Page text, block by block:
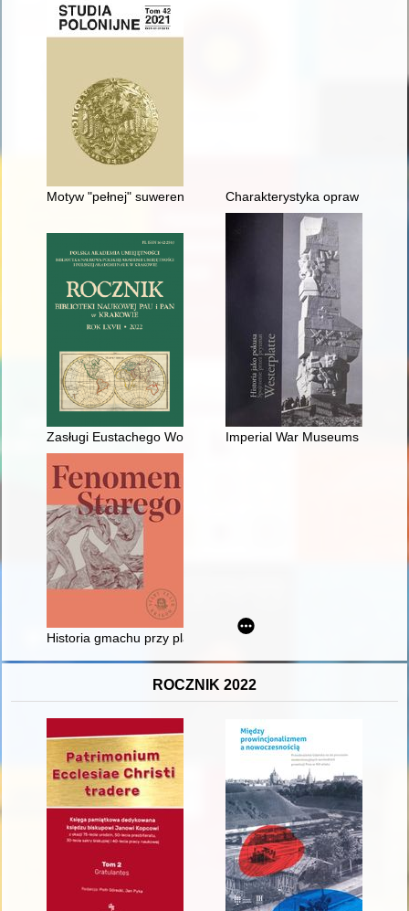
Motyw "pełnej" suwerenności w myśli politycznej
Charakterystyka opraw z XVI
Zasługi Eustachego Wołoszczaka w badaniach botanicznych
Imperial War Museums :
Historia gmachu przy placu Szczepańskim
ROCZNIK 2022